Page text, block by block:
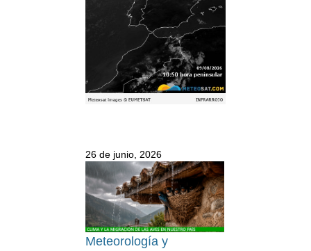
26 de junio, 2026
Meteorología y